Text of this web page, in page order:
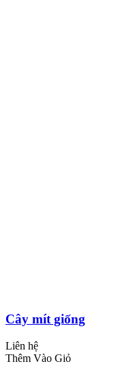
Cây mít giống
Liên hệ
Thêm Vào Giỏ